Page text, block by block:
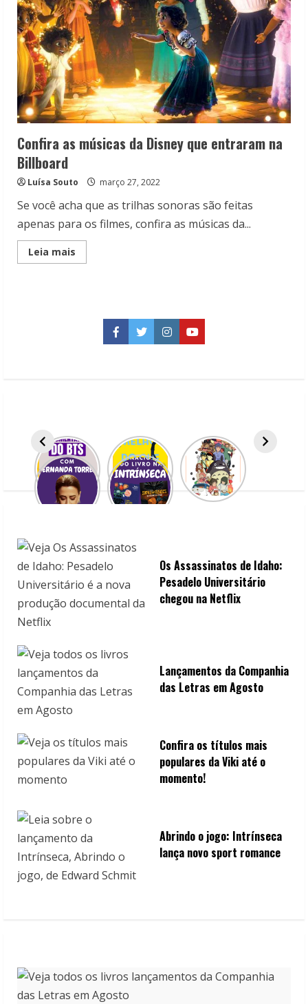
Confira as músicas da Disney que entraram na
Billboard
Luísa Souto março 27, 2022
Se você acha que as trilhas sonoras são feitas
apenas para os filmes, confira as músicas da...
Leia mais
more
Disney
entraramFacebook
TwitterInstagramYouTube
Os Assassinatos de Idaho:
Pesadelo Universitário
chegou na Netflix
Lançamentos da Companhia
das Letras em Agosto
Confira os títulos mais
populares da Viki até o
momento!
Abrindo o jogo: Intrínseca
lança novo sport romance